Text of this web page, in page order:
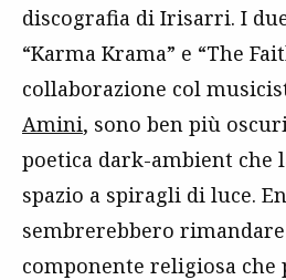
discografia di Irisarri. I
“Karma Krama” e “The
collaborazione col
Amini, sono ben più
poetica dark-ambient che
spazio a spiragli di luce.
sembrerebbero
componente religiosa che